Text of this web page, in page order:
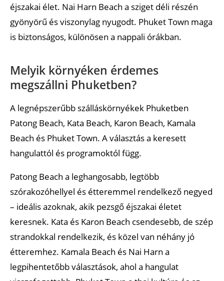
éjszakai élet. Nai Harn Beach a sziget déli részén
gyönyörű és viszonylag nyugodt. Phuket Town maga
is biztonságos, különösen a nappali órákban.
Melyik környéken érdemes
megszállni Phuketben?
A legnépszerűbb szálláskörnyékek Phuketben
Patong Beach, Kata Beach, Karon Beach, Kamala
Beach és Phuket Town. A választás a keresett
hangulattól és programoktól függ.
Patong Beach a leghangosabb, legtöbb
szórakozóhellyel és étteremmel rendelkező negyed
– ideális azoknak, akik pezsgő éjszakai életet
keresnek. Kata és Karon Beach csendesebb, de szép
strandokkal rendelkezik, és közel van néhány jó
étteremhez. Kamala Beach és Nai Harn a
legpihentetőbb választások, ahol a hangulat